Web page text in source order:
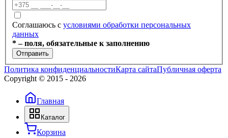
+375 (17) 336-59-98
+375 (29) 686-60-22
+375 (44) 703-66-40
info@dobroteh.by
Соглашаюсь с условиями обработки персональных
данных
* – поля, обязательные к заполнению
Отправить
Политика конфиденциальностиКарта сайтаПубличная оферта
Copyright © 2015 - 2026
Главная
Каталог
Корзина